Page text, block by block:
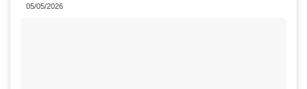
05/05/2026